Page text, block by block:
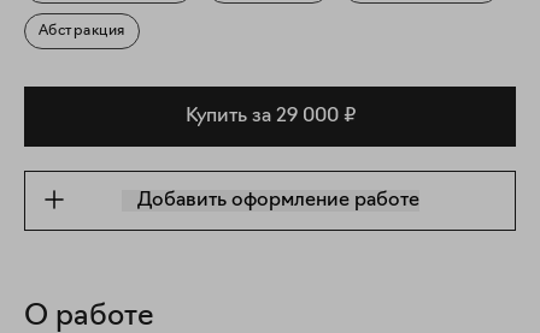
Абстракция
Купить за 29 000 ₽
Добавить оформление работе
О работе